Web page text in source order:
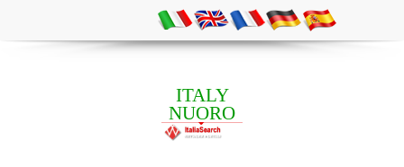
ITALY
NUORO